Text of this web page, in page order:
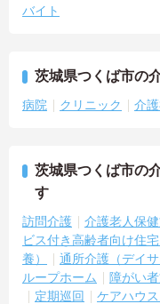
バイト
茨城県つくば市の
病院 クリニック 介
茨城県つくば市の
す
訪問介護 介護老人保健
ビス付き高齢者向け住宅
養）
通所介護（デイサ
ループホーム
障がい
定期巡回
ケアハウ